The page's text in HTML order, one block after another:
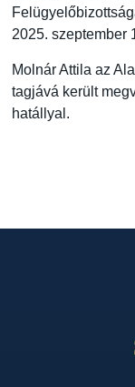
2025. szeptember
Molnár Attila az
tagjává került
hatállyal.